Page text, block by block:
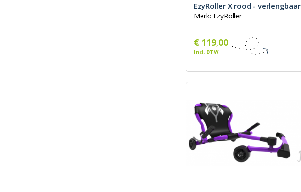
EzyRoller X rood - verlengbaar
Merk: EzyRoller
€ 119,00
Incl. BTW